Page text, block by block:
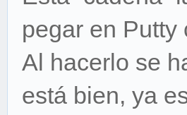
pegar en
Al hacerlo se
está bien, ya